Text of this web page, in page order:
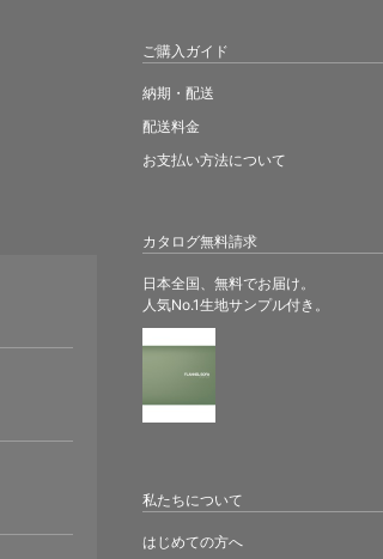
カタログ無料請求
日本全国、無料でお届け。
人気No.1生地サンプル付き。
ご購入ガイド
納期・配送
配送料金
お支払い方法について
私たちについて
はじめての方へ